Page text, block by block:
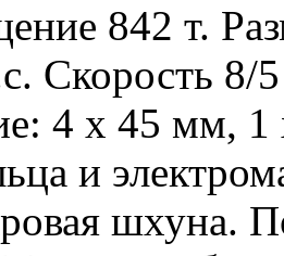
842 т.
Скорость 8/5
4 х 45 мм,
и
шхуна.